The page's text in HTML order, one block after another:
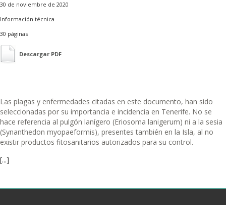
30 de noviembre de 2020
Información técnica
30 páginas
Descargar PDF
Las plagas y enfermedades citadas en este documento, han sido
seleccionadas por su importancia e incidencia en Tenerife. No se
hace referencia al pulgón lanígero (Eriosoma lanigerum) ni a la sesia
(Synanthedon myopaeformis), presentes también en la Isla, al no
existir productos fitosanitarios autorizados para su control.
[...]